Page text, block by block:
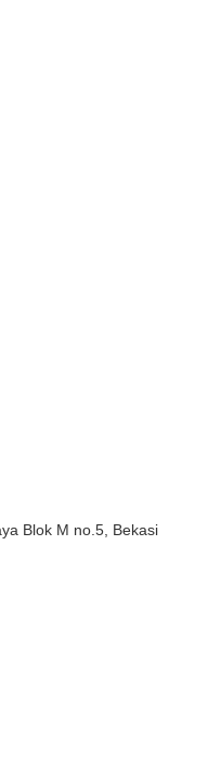
Blok M no.5, Bekasi